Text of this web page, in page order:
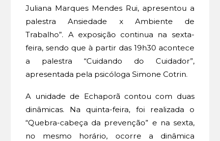
Juliana Marques Mendes Rui, apresentou a
palestra Ansiedade x Ambiente de
Trabalho”. A exposição continua na sexta-
feira, sendo que à partir das 19h30 acontece
a palestra “Cuidando do Cuidador”,
apresentada pela psicóloga Simone Cotrin.
A unidade de Echaporã contou com duas
dinâmicas. Na quinta-feira, foi realizada o
“Quebra-cabeça da prevenção” e na sexta,
no mesmo horário, ocorre a dinâmica